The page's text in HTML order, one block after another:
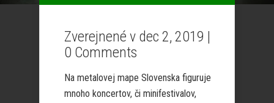
Zverejnené v dec 2, 2019 |
0 Comments
Na metalovej mape Slovenska figuruje
mnoho koncertov, či minifestivalov,